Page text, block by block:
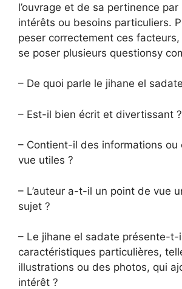
l’ouvrage et de sa pertinence
intérêts ou besoins particuliers.
peser correctement ces
se poser plusieurs questionsy
– De quoi parle le jihane el
– Est-il bien écrit et divertissant ?
– Contient-il des informations ou
vue utiles ?
– L’auteur a-t-il un point de vue
sujet ?
– Le jihane el sadate présente-t-
caractéristiques particulières,
illustrations ou des photos, qui
intérêt ?